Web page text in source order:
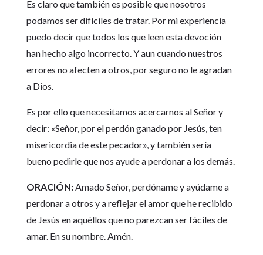
Es claro que también es posible que nosotros
podamos ser difíciles de tratar. Por mi experiencia
puedo decir que todos los que leen esta devoción
han hecho algo incorrecto. Y aun cuando nuestros
errores no afecten a otros, por seguro no le agradan
a Dios.
Es por ello que necesitamos acercarnos al Señor y
decir: «Señor, por el perdón ganado por Jesús, ten
misericordia de este pecador», y también sería
bueno pedirle que nos ayude a perdonar a los demás.
ORACIÓN:Amado Señor, perdóname y ayúdame a
perdonar a otros y a reflejar el amor que he recibido
de Jesús en aquéllos que no parezcan ser fáciles de
amar. En su nombre. Amén.